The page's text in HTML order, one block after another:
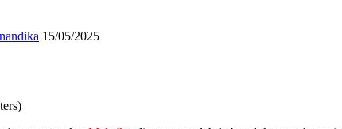
15/05/2025